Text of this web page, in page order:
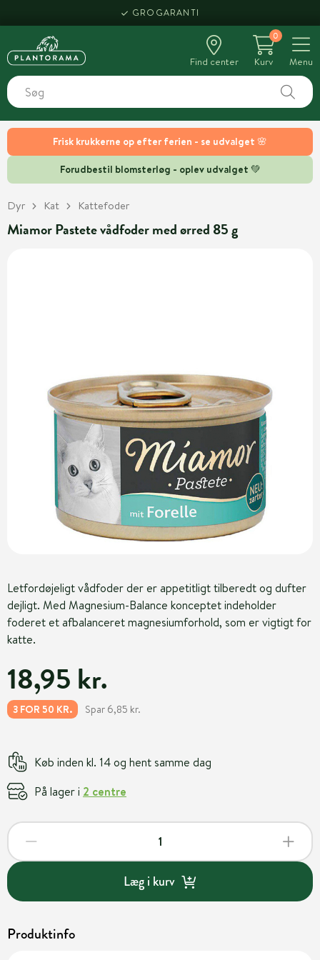
Frisk krukkerne op efter ferien - se udvalget 🌸
Forudbestil blomsterløg - oplev udvalget 💚
GROGARANTI
Find center
0
Kurv
Menu
Dyr Kat Kattefoder
Miamor Pastete vådfoder med ørred 85 g
Letfordøjeligt vådfoder der er appetitligt tilberedt og dufter
dejligt. Med Magnesium-Balance konceptet indeholder
foderet et afbalanceret magnesiumforhold, som er vigtigt for
katte.
18,95 kr.
3 FOR 50 KR. Spar 6,85 kr.
Køb inden kl. 14 og hent samme dag
På lager i 2 centre
Læg i kurv
Produktinfo